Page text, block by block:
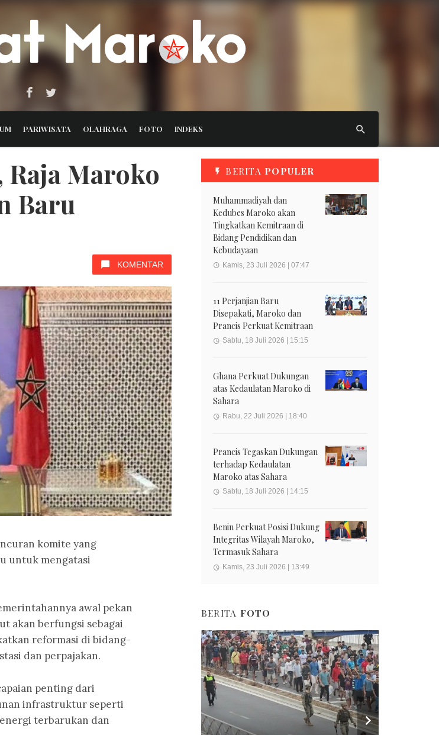
PARIWISATA OLAHRAGA FOTO INDEKS
Raja Maroko
Baru
KOMENTAR
komite yang
untuk mengatasi
awal pekan
akan berfungsi sebagai
reformasi di bidang-
dan perpajakan.
penting dari
infrastruktur seperti
terbarukan dan
BERITA POPULER
Muhammadiyah dan
Kedubes Maroko akan
Tingkatkan Kemitraan di
Bidang Pendidikan dan
Kebudayaan
Kamis, 23 Juli 2026 | 07:47
11 Perjanjian Baru
Disepakati, Maroko dan
Prancis Perkuat Kemitraan
Sabtu, 18 Juli 2026 | 15:15
Ghana Perkuat Dukungan
atas Kedaulatan Maroko di
Sahara
Rabu, 22 Juli 2026 | 18:40
Prancis Tegaskan Dukungan
terhadap Kedaulatan
Maroko atas Sahara
Sabtu, 18 Juli 2026 | 14:15
Benin Perkuat Posisi Dukung
Integritas Wilayah Maroko,
Termasuk Sahara
Kamis, 23 Juli 2026 | 13:49
BERITA FOTO